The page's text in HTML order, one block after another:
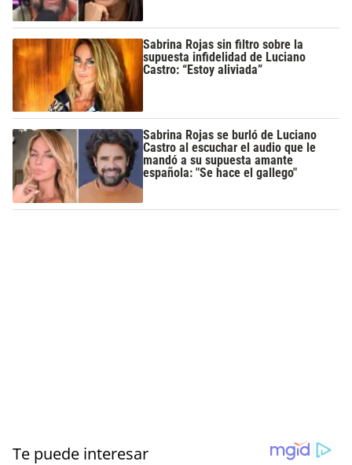
Sabrina Rojas sin filtro sobre la
supuesta infidelidad de Luciano
Castro: “Estoy aliviada”
Sabrina Rojas se burló de Luciano
Castro al escuchar el audio que le
mandó a su supuesta amante
española: "Se hace el gallego"